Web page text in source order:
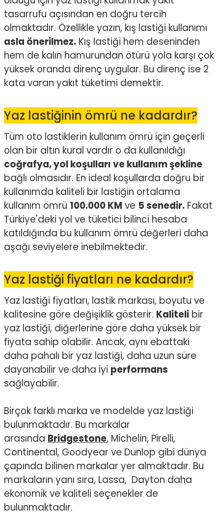
tasarrufu açısından en doğru tercih
olmaktadır. Özellikle yazın, kış lastiği kullanımı
asla önerilmez. Kış lastiği hem deseninden
hem de kalın hamurundan ötürü yola karşı çok
yüksek oranda direnç uygular. Bu direnç ise 2
kata varan yakıt tüketimi demektir.
Yaz lastiğinin ömrü ne kadardır?
Tüm oto lastiklerin kullanım ömrü için geçerli
olan bir altın kural vardır o da kullanıldığı
coğrafya, yol koşulları ve kullanım şekline
bağlı olmasıdır. En ideal koşullarda doğru bir
kullanımda kaliteli bir lastiğin ortalama
kullanım ömrü 100.000 KM ve 5 senedir. Fakat
Türkiye'deki yol ve tüketici bilinci hesaba
katıldığında bu kullanım ömrü değerleri daha
aşağı seviyelere inebilmektedir.
Yaz lastiği fiyatları ne kadardır?
Yaz lastiği fiyatları, lastik markası, boyutu ve
kalitesine göre değişiklik gösterir. Kaliteli bir
yaz lastiği, diğerlerine göre daha yüksek bir
fiyata sahip olabilir. Ancak, aynı ebattaki
daha pahalı bir yaz lastiği, daha uzun süre
dayanabilir ve daha iyi performans
sağlayabilir.
Birçok farklı marka ve modelde yaz lastiği
bulunmaktadır. Bu markalar
arasında Bridgestone, Michelin, Pirelli,
Continental, Goodyear ve Dunlop gibi dünya
çapında bilinen markalar yer almaktadır. Bu
markaların yanı sıra, Lassa, Dayton daha
ekonomik ve kaliteli seçenekler de
bulunmaktadır.